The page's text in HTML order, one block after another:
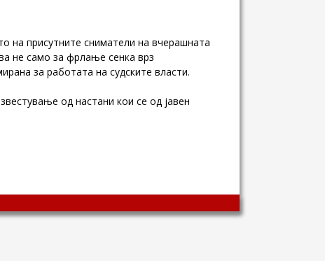
на присутните сниматели на вчерашната
не само за фрлање сенка врз
за работата на судските власти.
од настани кои се од јавен
provides